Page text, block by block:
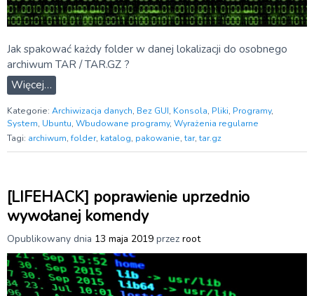
Jak spakować każdy folder w danej lokalizacji do osobnego
archiwum TAR / TAR.GZ ?
Więcej…
Kategorie: Archiwizacja danych, Bez GUI, Konsola, Pliki, Programy,
System, Ubuntu, Wbudowane programy, Wyrażenia regularne
Tagi: archiwum, folder, katalog, pakowanie,tar,tar.gz
[LIFEHACK] poprawienie uprzednio
wywołanej komendy
Opublikowany dnia 13 maja 2019 przez root